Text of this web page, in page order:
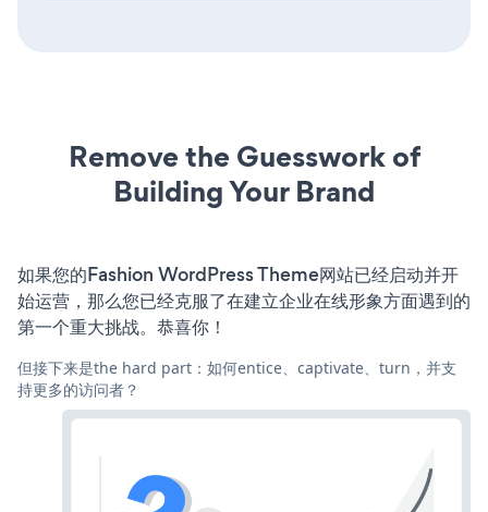
Remove the Guesswork of
Building Your Brand
如果您的Fashion WordPress Theme网站已经启动并开
始运营，那么您已经克服了在建立企业在线形象方面遇到的
第一个重大挑战。恭喜你！
但接下来是the hard part：如何entice、captivate、turn，并支
持更多的访问者？